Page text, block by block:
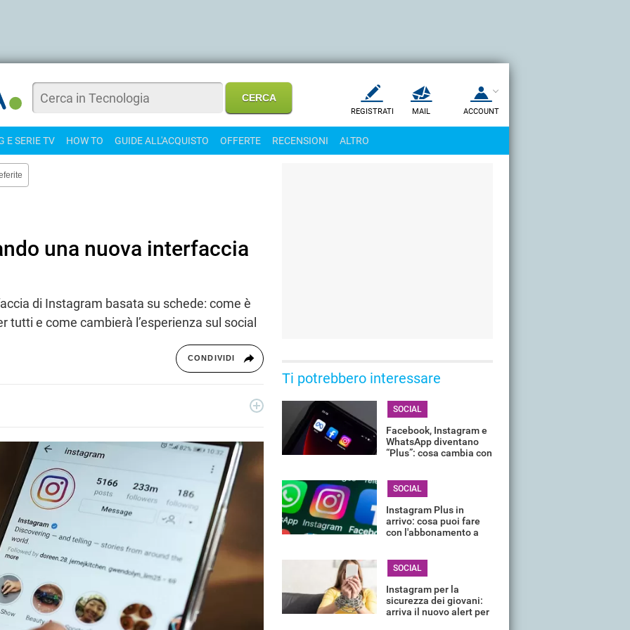
REGISTRATI MAIL ACCOUNT
E SERIE TV HOW TO GUIDE ALL'ACQUISTO OFFERTE RECENSIONI ALTRO
una nuova interfaccia
di Instagram basata su schede: come è
tutti e come cambierà l’esperienza sul social
CONDIVIDI
Ti potrebbero interessare
SOCIAL
Facebook, Instagram e
WhatsApp diventano
“Plus”: cosa cambia con
SOCIAL
Instagram Plus in
arrivo: cosa puoi fare
con l'abbonamento a
SOCIAL
Instagram per la
sicurezza dei giovani:
arriva il nuovo alert per